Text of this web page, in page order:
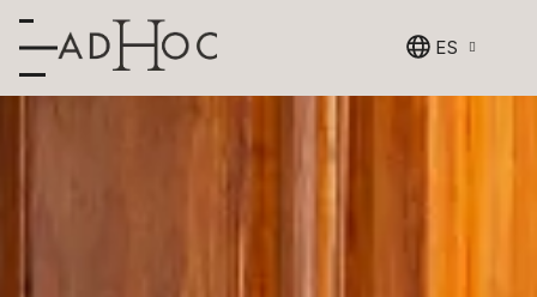
ES
Detalle de
habitación